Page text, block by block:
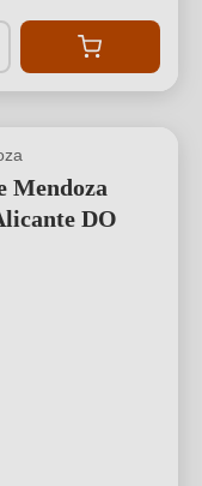
Mendoza
DO